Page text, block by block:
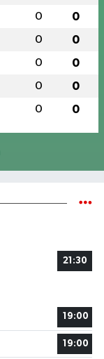
0 0
0 0
0 0
0 0
0 0
21:30
19:00
19:00